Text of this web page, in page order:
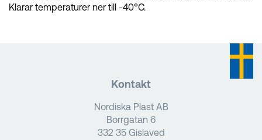
Klarar temperaturer ner till -40°C.
Kontakt
Nordiska Plast AB
Borrgatan 6
332 35 Gislaved